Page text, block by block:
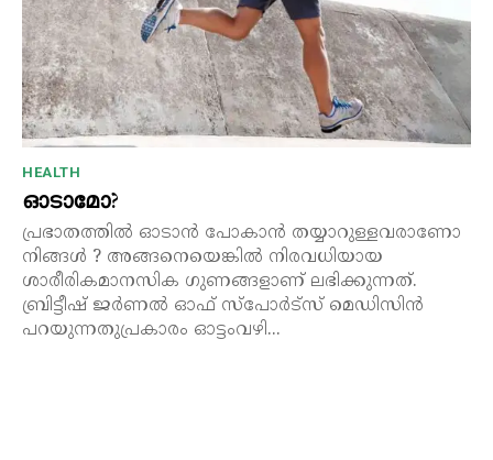
HEALTH
ഓടാമോ?
പ്രഭാതത്തിൽ ഓടാൻ പോകാൻ തയ്യാറുള്ളവരാണോ
നിങ്ങൾ ? അങ്ങനെയെങ്കിൽ നിരവധിയായ
ശാരീരികമാനസിക ഗുണങ്ങളാണ് ലഭിക്കുന്നത്.
ബ്രിട്ടീഷ് ജർണൽ ഓഫ് സ്പോർട്സ് മെഡിസിൻ
പറയുന്നതുപ്രകാരം ഓട്ടംവഴി...